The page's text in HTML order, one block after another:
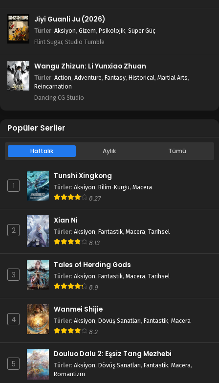
Jiyi Guanli Ju (2026)
Türler: Aksiyon, Gizem, Psikolojik, Süper Güç
Flint Sugar, Studio Tumble
Wangu Zhizun: Li Yunxiao Zhuan
Türler: Action, Adventure, Fantasy, Historical, Martial Arts,
Reincarnation
Dancing CG Studio
Popüler Seriler
Haftalık Aylık Tümü
1
Tunshi Xingkong
Türler: Aksiyon, Bilim-Kurgu, Macera
8.27
2
Xian Ni
Türler: Aksiyon, Fantastik, Macera, Tarihsel
8.13
3
Tales of Herding Gods
Türler: Aksiyon, Fantastik, Macera, Tarihsel
8.9
4
Wanmei Shijie
Türler: Aksiyon, Dövüş Sanatları, Fantastik, Macera
8.2
5
Douluo Dalu 2: Eşsiz Tang Mezhebi
Türler: Aksiyon, Dövüş Sanatları, Fantastik, Macera,
Romantizm